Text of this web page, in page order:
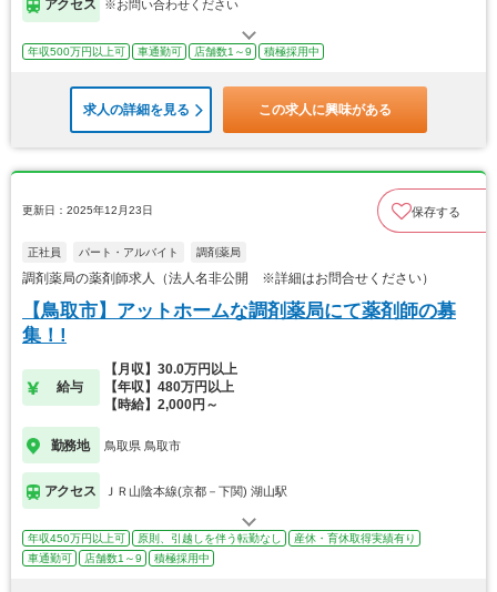
アクセス ※お問い合わせください
年収500万円以上可 車通勤可 店舗数1～9 積極採用中
求人の詳細を見る この求人に興味がある
更新日：2025年12月23日 保存する
正社員 パート・アルバイト 調剤薬局
調剤薬局の薬剤師求人（法人名非公開 ※詳細はお問合せください）
【鳥取市】アットホームな調剤薬局にて薬剤師の募
集！!
給与
【月収】30.0万円以上
【年収】480万円以上
【時給】2,000円～
勤務地 鳥取県 鳥取市
アクセス ＪＲ山陰本線(京都－下関) 湖山駅
年収450万円以上可 原則、引越しを伴う転勤なし
産休・育休取得実績有り
車通勤可
店舗数1～9 積極採用中